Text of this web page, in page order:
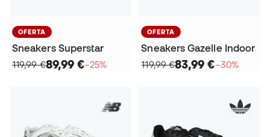
OFERTA
Sneakers Superstar
119,99 €89,99 €−25%
OFERTA
Sneakers Gazelle Indoor
119,99 €83,99 €−30%